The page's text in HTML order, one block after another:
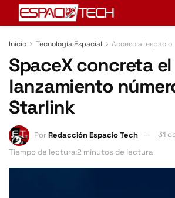
Inicio Tecnología Espacial Acceso al espacio
SpaceX concreta el
lanzamiento
Starlink
PorRedacción Espacio Tech
31
Tiempo de lectura:2 minutos de lectura